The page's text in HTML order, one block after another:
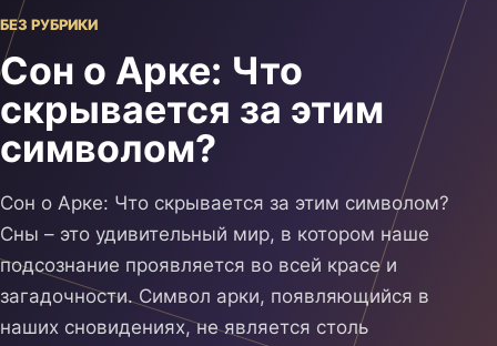
БЕЗ РУБРИКИ
Сон о Арке: Что
скрывается за этим
символом?
Сон о Арке: Что скрывается за этим символом?
Сны – это удивительный мир, в котором наше
подсознание проявляется во всей красе и
загадочности. Символ арки, появляющийся в
наших сновидениях, не является столь